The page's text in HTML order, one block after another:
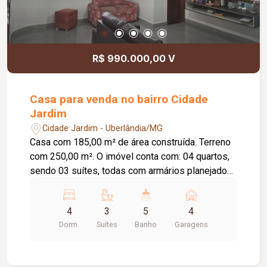
R$ 990.000,00 V
Casa para venda no bairro Cidade
Jardim
Cidade Jardim - Uberlândia/MG
Casa com 185,00 m² de área construída. Terreno
com 250,00 m². O imóvel conta com: 04 quartos,
sendo 03 suítes, todas com armários planejados
Cozinha com armários planejados; Lavabo;
Varanda ampla integrada à lavanderia; Despensa;
Quintal gramado com ducha; Espaço destinado
4
Dorm.
3
Suítes
5
Banho
4
Garagens